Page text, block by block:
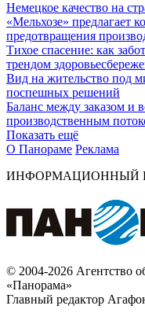
Немецкое качество на
«Мельхозе» предлагает
предотвращения
Тихое спасение: как
трендом
Вид на жительство под
поспешных решений
Баланс между заказом и
производственным
Показать ещё
О Панораме Реклама
ИНФОРМАЦИОННЫЙ
© 2004-2026 Агентство
«Панорама»
Главный редактор